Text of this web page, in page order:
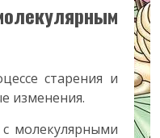
старения и
изменения.
молекулярными